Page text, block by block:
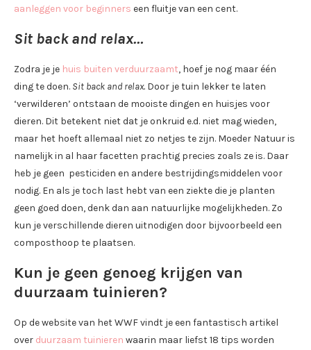
aanleggen voor beginners een fluitje van een cent.
Sit back and relax…
Zodra je je huis buiten verduurzaamt, hoef je nog maar één
ding te doen. Sit back and relax. Door je tuin lekker te laten
‘verwilderen’ ontstaan de mooiste dingen en huisjes voor
dieren. Dit betekent niet dat je onkruid e.d. niet mag wieden,
maar het hoeft allemaal niet zo netjes te zijn. Moeder Natuur is
namelijk in al haar facetten prachtig precies zoals ze is. Daar
heb je geen pesticiden en andere bestrijdingsmiddelen voor
nodig. En als je toch last hebt van een ziekte die je planten
geen goed doen, denk dan aan natuurlijke mogelijkheden. Zo
kun je verschillende dieren uitnodigen door bijvoorbeeld een
composthoop te plaatsen.
Kun je geen genoeg krijgen van
duurzaam tuinieren?
Op de website van het WWF vindt je een fantastisch artikel
over duurzaam tuinieren waarin maar liefst 18 tips worden